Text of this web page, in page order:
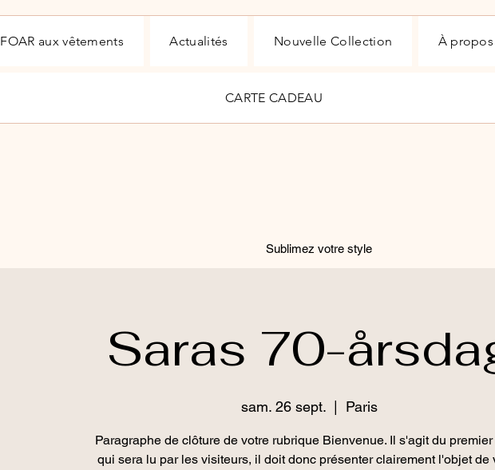
FOAR aux vêtements Actualités Nouvelle Collection À
CARTE CADEAU
Saras 70-
sam. 26 sept.
  |
Paris
Paragraphe de clôture de votre rubrique Bienvenue. Il s'agit du
qui sera lu par les visiteurs, il doit donc présenter clairement l'objet de
Sublimez votre style